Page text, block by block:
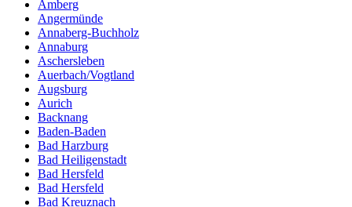
Amberg
Angermünde
Annaberg-Buchholz
Annaburg
Aschersleben
Auerbach/Vogtland
Augsburg
Aurich
Backnang
Baden-Baden
Bad Harzburg
Bad Heiligenstadt
Bad Hersfeld
Bad Hersfeld
Bad Kreuznach